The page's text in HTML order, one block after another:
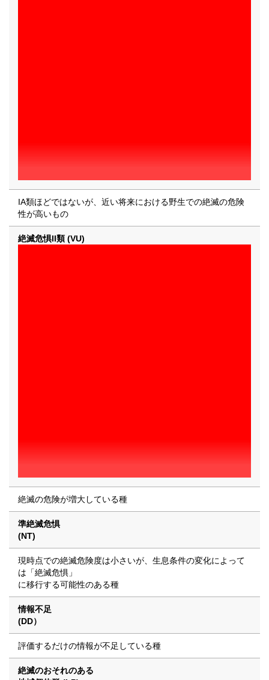
IA類ほどではないが、近い将来における野生での絶滅の危険
性が高いもの
絶滅危惧II類 (VU)
絶滅の危険が増大している種
準絶滅危惧
(NT)
現時点での絶滅危険度は小さいが、生息条件の変化によって
は「絶滅危惧」
に移行する可能性のある種
情報不足
(DD）
評価するだけの情報が不足している種
絶滅のおそれのある